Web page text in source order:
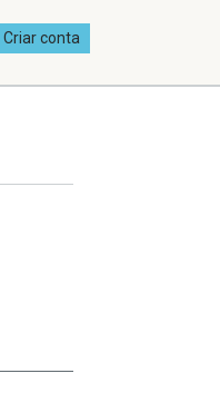
Criar conta